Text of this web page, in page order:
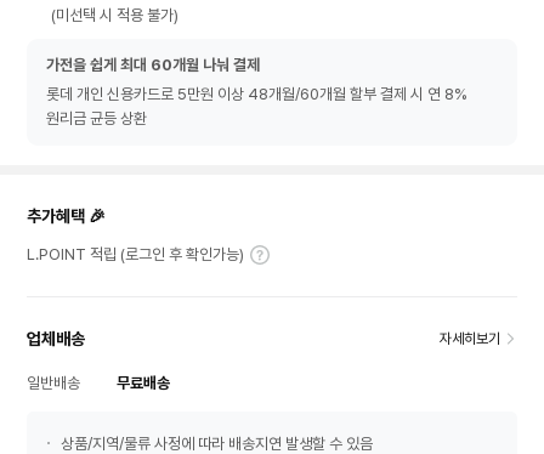
(미선택 시 적용 불가)
가전을 쉽게 최대 60개월 나눠 결제
롯데 개인 신용카드로 5만원 이상 48개월/60개월 할부 결제 시 연 8%
원리금 균등 상환
추가혜택 🎉
L.POINT 적립 (로그인 후 확인가능)
업체배송 자세히보기
일반배송 무료배송
상품/지역/물류 사정에 따라 배송지연 발생할 수 있음